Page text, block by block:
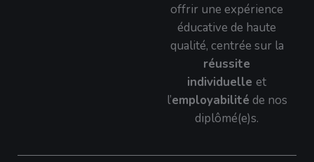
offrir une expérience
éducative de haute
qualité, centrée sur la
réussite
individuelle et
l’employabilité de nos
diplômé(e)s.